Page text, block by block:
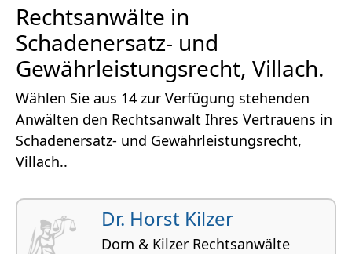
Rechtsanwälte in
Schadenersatz- und
Gewährleistungsrecht, Villach.
Wählen Sie aus 14 zur Verfügung stehenden
Anwälten den Rechtsanwalt Ihres Vertrauens in
Schadenersatz- und Gewährleistungsrecht,
Villach..
Dr. Horst Kilzer
Dorn & Kilzer Rechtsanwälte